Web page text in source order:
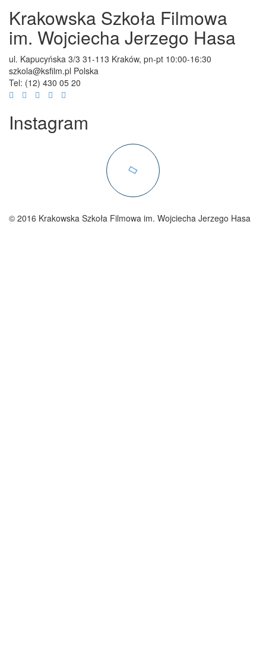
Krakowska Szkoła Filmowa
im. Wojciecha Jerzego Hasa
ul. Kapucyńska 3/3 31-113 Kraków, pn-pt 10:00-16:30
szkola@ksfilm.pl Polska
Tel: (12) 430 05 20
Instagram
© 2016 Krakowska Szkoła Filmowa im. Wojciecha Jerzego Hasa